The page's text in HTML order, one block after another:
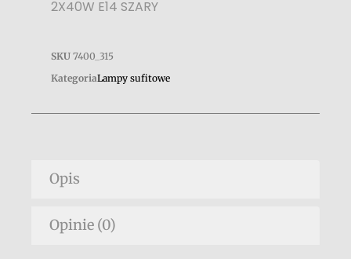
2X40W E14 SZARY
SKU 7400_315
KategoriaLampy sufitowe
Opis
Opinie (0)